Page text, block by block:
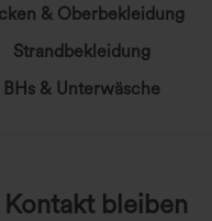
& Oberbekleidung
Strandbekleidung
BHs & Unterwäsche
Kontakt bleiben